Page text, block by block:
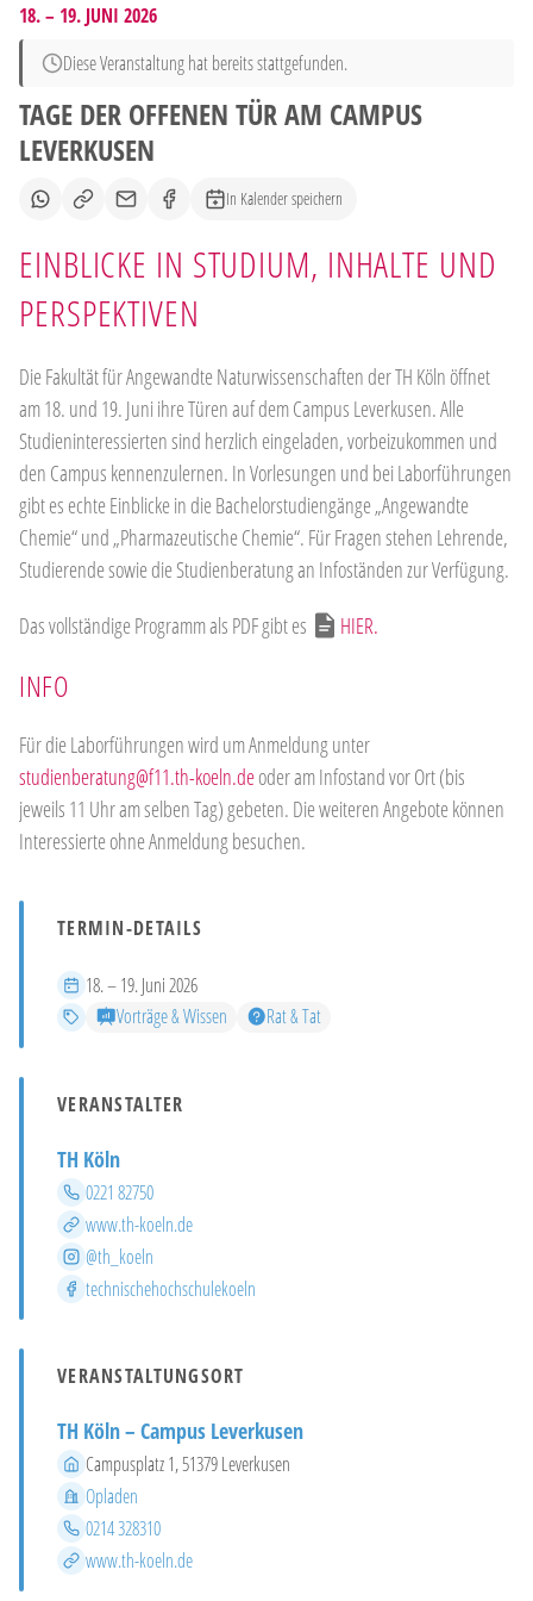
18. – 19. JUNI 2026
Diese Veranstaltung hat bereits stattgefunden.
TAGE DER OFFENEN TÜR AM CAMPUS
LEVERKUSEN
In Kalender speichern
EINBLICKE IN STUDIUM, INHALTE UND
PERSPEKTIVEN
Die Fakultät für Angewandte Naturwissenschaften der TH Köln öffnet
am 18. und 19. Juni ihre Türen auf dem Campus Leverkusen. Alle
Studieninteressierten sind herzlich eingeladen, vorbeizukommen und
den Campus kennenzulernen. In Vorlesungen und bei Laborführungen
gibt es echte Einblicke in die Bachelorstudiengänge „Angewandte
Chemie“ und „Pharmazeutische Chemie“. Für Fragen stehen Lehrende,
Studierende sowie die Studienberatung an Infoständen zur Verfügung.
Das vollständige Programm als PDF gibt es
HIER.
INFO
Für die Laborführungen wird um Anmeldung unter
studienberatung@f11.th-koeln.deoder am Infostand vor Ort (bis
jeweils 11 Uhr am selben Tag) gebeten. Die weiteren Angebote können
Interessierte ohne Anmeldung besuchen.
TERMIN-DETAILS
Zeitraum
18. – 19. Juni 2026
Kategorien
Vorträge & Wissen Rat & Tat
VERANSTALTER
TH Köln
Telefon
0221 82750
Website
www.th-koeln.de
Instagram
@th_koeln
Facebook
technischehochschulekoeln
VERANSTALTUNGSORT
TH Köln – Campus Leverkusen
Adresse
Campusplatz 1, 51379 Leverkusen
Stadtteil
Opladen
Telefon
0214 328310
Website
www.th-koeln.de